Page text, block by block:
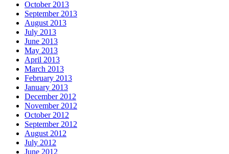
October 2013
September 2013
August 2013
July 2013
June 2013
May 2013
April 2013
March 2013
February 2013
January 2013
December 2012
November 2012
October 2012
September 2012
August 2012
July 2012
June 2012